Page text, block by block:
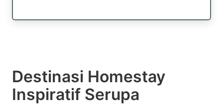
Destinasi Homestay
Inspiratif Serupa